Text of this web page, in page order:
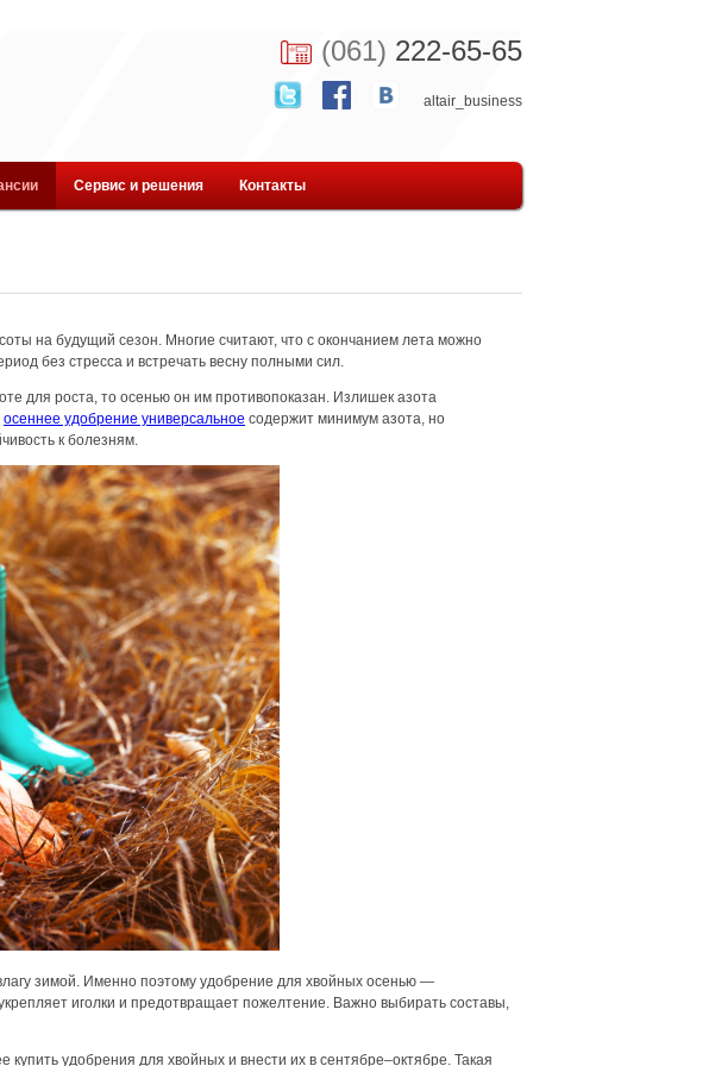
(061) 222-65-65
altair_business
Сервис и решения Контакты
на будущий сезон. Многие считают, что с окончанием лета можно
без стресса и встречать весну полными сил.
для роста, то осенью он им противопоказан. Излишек азота
осеннее удобрение универсальное содержит минимум азота, но
к болезням.
зимой. Именно поэтому удобрение для хвойных осенью —
иголки и предотвращает пожелтение. Важно выбирать составы,
удобрения для хвойных и внести их в сентябре–октябре. Такая